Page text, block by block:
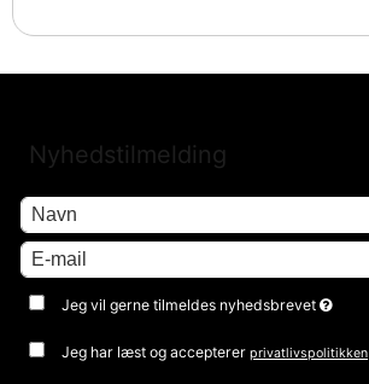
Nyhedstilmelding
Jeg vil gerne tilmeldes nyhedsbrevet
Jeg har læst og acceptererprivatlivspolitikken